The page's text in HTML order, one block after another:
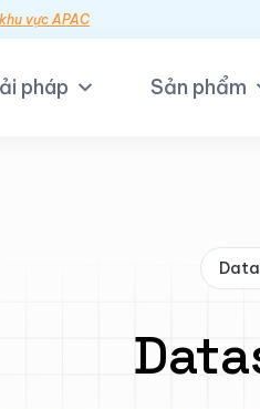
vực APAC
pháp Sản phẩm